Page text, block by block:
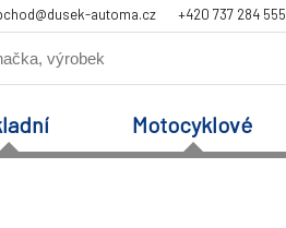
automa.cz +420 737 284 555
Motocyklové